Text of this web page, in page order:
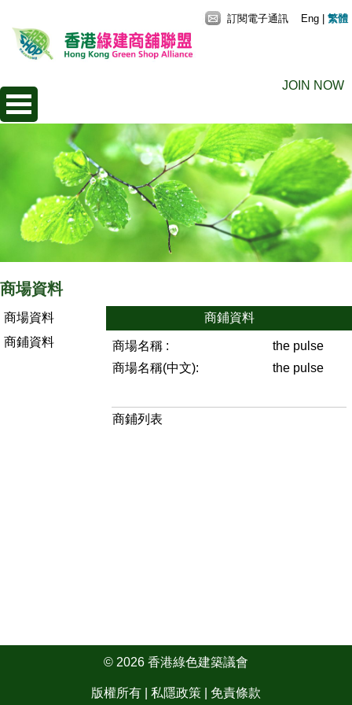
JOIN NOW
訂閱電子通訊 Eng 繁體
商場資料
商場資料
商鋪資料
商鋪資料
商場名稱 :
the pulse
商場名稱(中文):
the pulse
商鋪列表
© 2026 香港綠色建築議會
版權所有 | 私隱政策 免責條款